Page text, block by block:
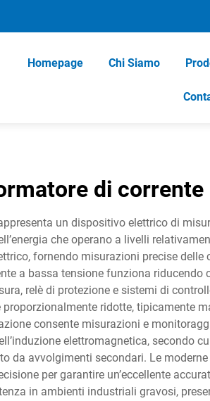
Homepage Chi Siamo
di corrente
un dispositivo elettrico di
che operano a livelli
fornendo misurazioni precise
a bassa tensione funziona
relè di protezione e sistemi di
ridotte, tipicamente
consente misurazioni e
elettromagnetica, secondo
da avvolgimenti secondari. Le
per garantire un’eccellente
in ambienti industriali gravosi,